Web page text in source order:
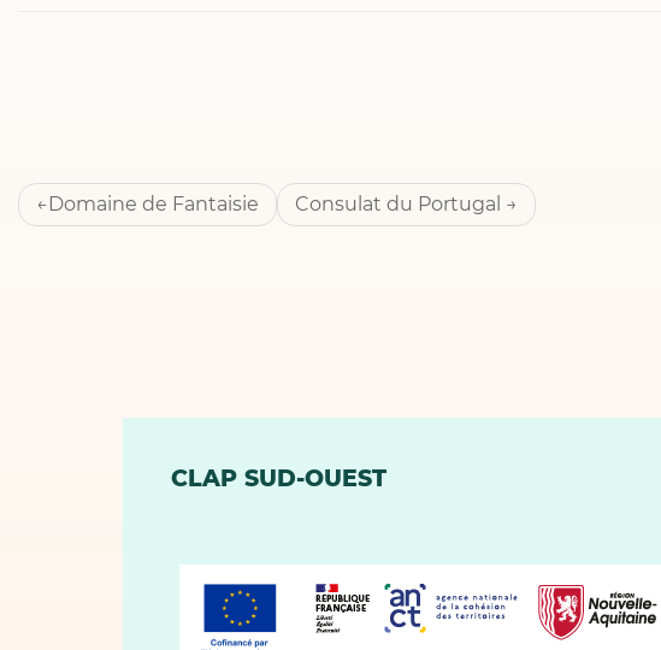
Navigation
deDomaine de Fantaisie Consulat du Portugal
CLAP SUD-OUEST